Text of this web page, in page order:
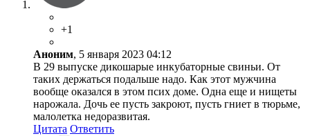
+1
Аноним, 5 января 2023 04:12
В 29 выпуске дикошарые инкубаторные свиньи. От
таких держаться подальше надо. Как этот мужчина
вообще оказался в этом псих доме. Одна еще и нищеты
нарожала. Дочь ее пусть закроют, пусть гниет в тюрьме,
малолетка недоразвитая.
Цитата Ответить